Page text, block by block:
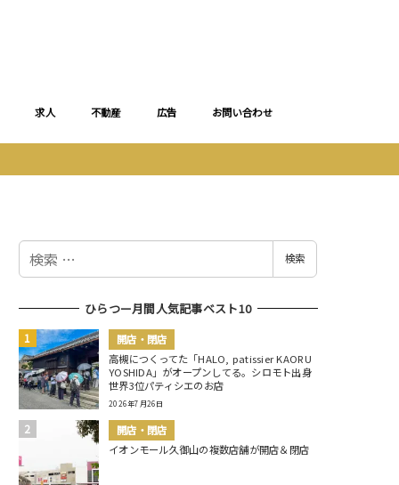
求人 不動産 広告 お問い合わせ
検
検索
ひらつー月間人気記事ベスト10
開店・閉店
高槻につくってた「HALO, patissier KAORU
YOSHIDA」がオープンしてる。シロモト出身
世界3位パティシエのお店
2026年7月26日
開店・閉店
イオンモール久御山の複数店舗が開店＆閉店